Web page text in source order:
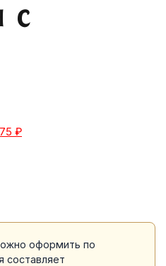
с
₽
оформить по
составляет